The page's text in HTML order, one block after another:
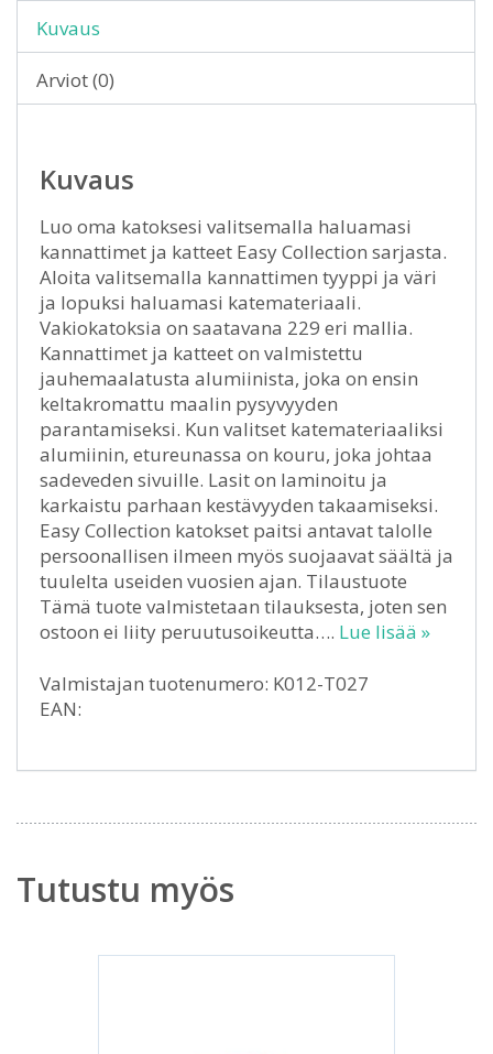
Kuvaus
Arviot (0)
Kuvaus
Luo oma katoksesi valitsemalla haluamasi
kannattimet ja katteet Easy Collection sarjasta.
Aloita valitsemalla kannattimen tyyppi ja väri
ja lopuksi haluamasi katemateriaali.
Vakiokatoksia on saatavana 229 eri mallia.
Kannattimet ja katteet on valmistettu
jauhemaalatusta alumiinista, joka on ensin
keltakromattu maalin pysyvyyden
parantamiseksi. Kun valitset katemateriaaliksi
alumiinin, etureunassa on kouru, joka johtaa
sadeveden sivuille. Lasit on laminoitu ja
karkaistu parhaan kestävyyden takaamiseksi.
Easy Collection katokset paitsi antavat talolle
persoonallisen ilmeen myös suojaavat säältä ja
tuulelta useiden vuosien ajan. Tilaustuote
Tämä tuote valmistetaan tilauksesta, joten sen
ostoon ei liity peruutusoikeutta…. Lue lisää »
Valmistajan tuotenumero: K012-T027
EAN:
Tutustu myös